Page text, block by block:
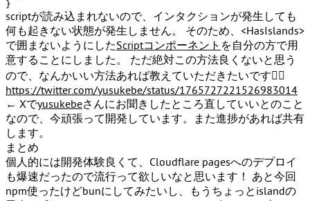
scriptが読み込まれないので、インタクションが発生しても
何も起きない状態が発生しません。 そのため、 <HasIslands>
で囲まないようにしたScriptコンポーネント を自分の方で用
意することにしました。 ただ絶対この方法良くないと思う
ので、なんかいい方法あれば教えていただきたいです🙇‍♂️
https://twitter.com/yusukebe/status/1765727221526983014
← Xでyusukebeさんにお聞きしたところ直していいとのこと
なので、今頑張って開発しています。また進捗があれば共有
します。
まとめ
個人的には開発体験良くて、Cloudflare pagesへのデプロイ
も爆速だったので流行って欲しいなと思います！ あと今回
npm使ったけどbunにしてみたいし、もうちょっとislandの